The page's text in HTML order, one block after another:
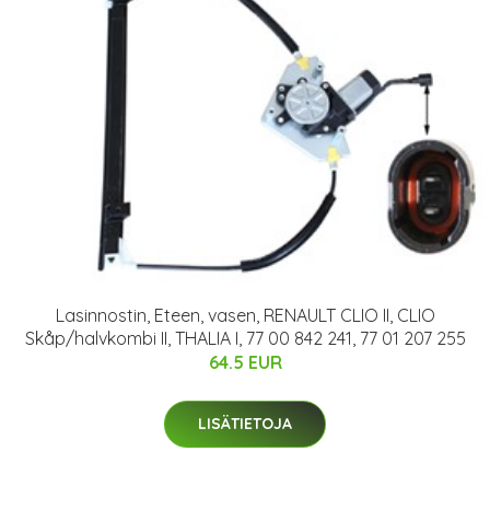
Lasinnostin, Eteen, vasen, RENAULT CLIO II, CLIO
Skåp/halvkombi II, THALIA I, 77 00 842 241, 77 01 207 255
64.5 EUR
LISÄTIETOJA